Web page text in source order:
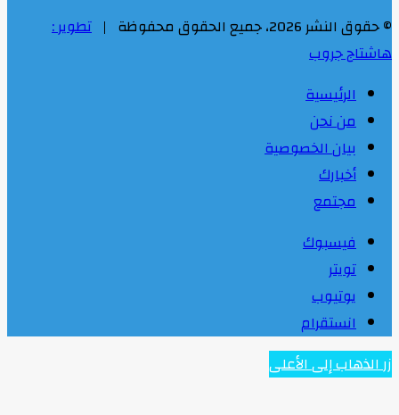
© حقوق النشر 2026، جميع الحقوق محفوظة |
تطوير :
هاشتاج جروب
الرئيسية
من نحن
بيان الخصوصية
أخبارك
مجتمع
فيسبوك
تويتر
يوتيوب
انستقرام
زر الذهاب إلى الأعلى